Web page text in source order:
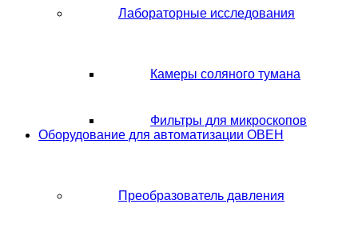
Лабораторные исследования
Камеры соляного тумана
Фильтры для микроскопов
Оборудование для автоматизации ОВЕН
Преобразователь давления